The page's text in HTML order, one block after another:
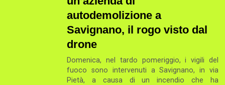
autodemolizione a
Savignano, il rogo visto dal
drone
Domenica, nel tardo pomeriggio, i vigili del
fuoco sono intervenuti a Savignano, in via
Pietà, a causa di un incendio che ha